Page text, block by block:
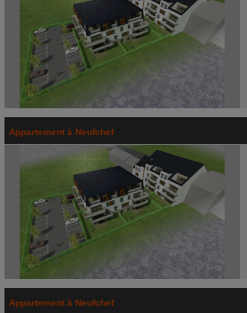
Appartement à Neufchef
Appartement à Neufchef